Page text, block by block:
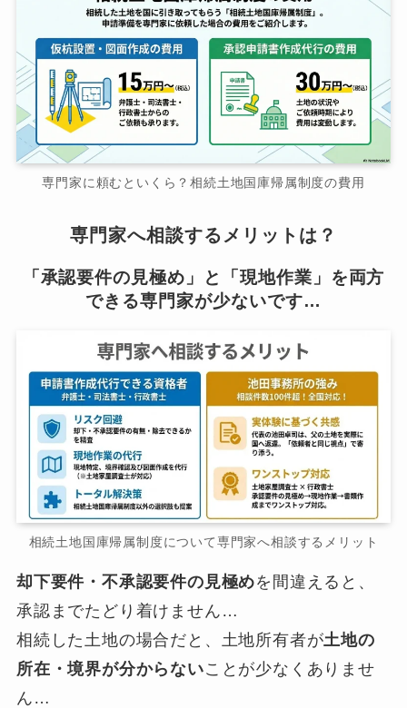
専門家に頼むといくら？相続土地国庫帰属制度の費用
専門家へ相談するメリットは？
「承認要件の見極め」と「現地作業」を両方
できる専門家が少ないです…
相続土地国庫帰属制度について専門家へ相談するメリット
却下要件・不承認要件の見極めを間違えると、
承認までたどり着けません…
相続した土地の場合だと、土地所有者が土地の
所在・境界が分からないことが少なくありませ
ん…